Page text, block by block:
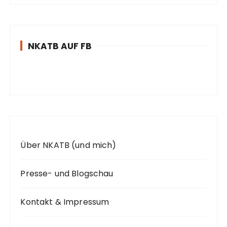
NKATB AUF FB
Über NKATB (und mich)
Presse- und Blogschau
Kontakt & Impressum